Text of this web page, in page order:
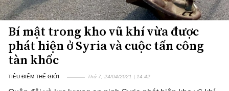
Bí mật trong kho vũ khí vừa được
phát hiện ở Syria và cuộc tấn công
tàn khốc
TIÊU ĐIỂM THẾ GIỚI Thứ 7, 24/04/2021 | 14:42